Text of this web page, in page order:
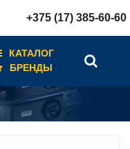
+375 (17) 385-60-60
КАТАЛОГ
БРЕНДЫ
каталоге ANC